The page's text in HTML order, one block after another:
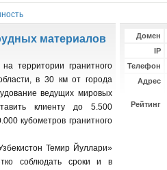
Домен
IP
Телефон
Адрес
Рейтинг
материалов
территории гранитного
в 30 км от города
ведущих мировых
клиенту до 5.500
кубометров гранитного
Темир Йуллари»
соблюдать сроки и в